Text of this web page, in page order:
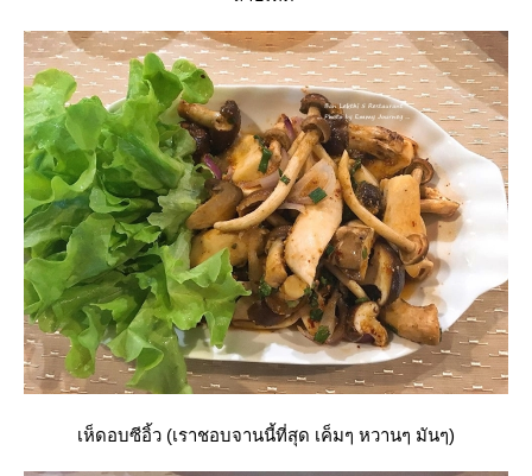
เห็ดอบซีอิ้ว (เราชอบจานนี้ที่สุด เค็มๆ หวานๆ มันๆ)